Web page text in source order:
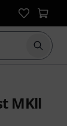
Suche
MKll